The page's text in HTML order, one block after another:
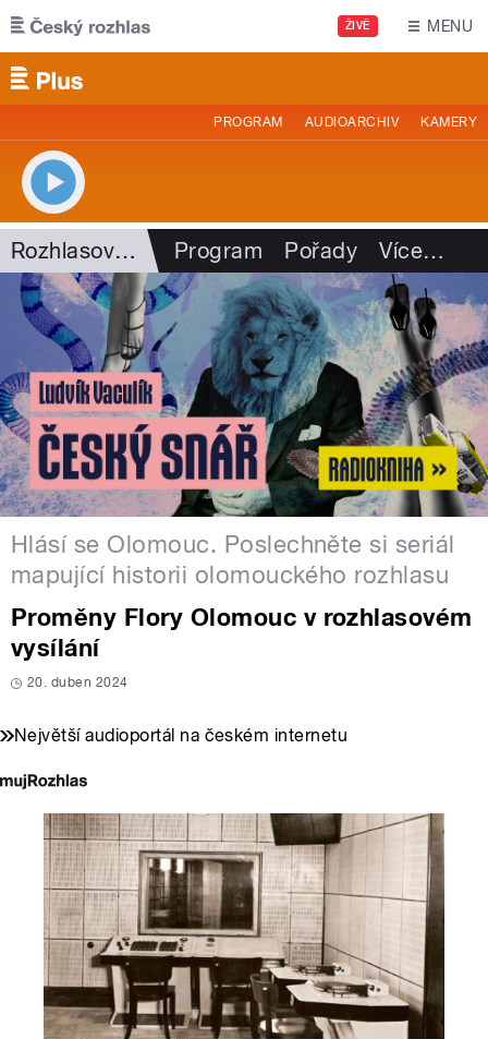
Přejít k hlavnímu obsahu
ŽIVĚ MENU
PROGRAM AUDIOARCHIV KAMERY
Rozhlasová historie Program Pořady Více…
Hlásí se Olomouc. Poslechněte si seriál
mapující historii olomouckého rozhlasu
Proměny Flory Olomouc v rozhlasovém
vysílání
20. duben 2024
Největší audioportál na českém internetu